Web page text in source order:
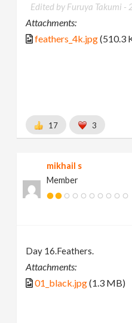
Edited by Furuya Takumi -
Attachments:
feathers_4k.jpg(510.3
17 3
mikhail s
Member
Day 16.Feathers.
Attachments:
01_black.jpg(1.3 MB)